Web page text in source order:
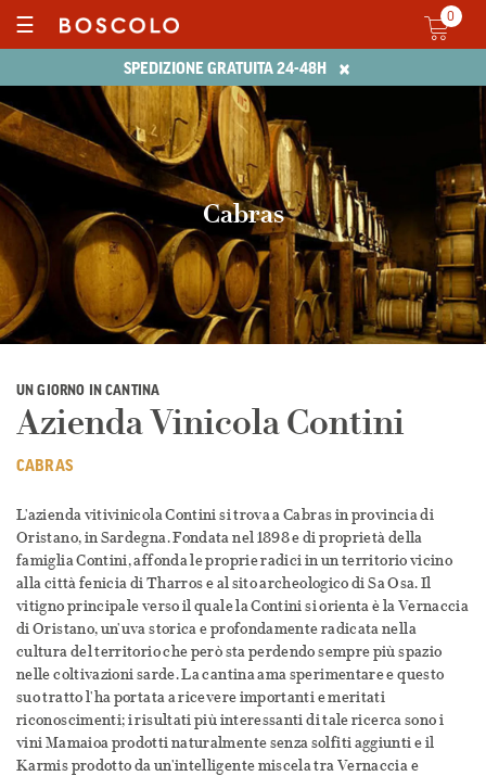
SPEDIZIONE GRATUITA 24-48H ×
☰ 0
Cabras
UN GIORNO IN CANTINA
Azienda Vinicola Contini
CABRAS
L'azienda vitivinicola Contini si trova a Cabras in provincia di
Oristano, in Sardegna. Fondata nel 1898 e di proprietà della
famiglia Contini, affonda le proprie radici in un territorio vicino
alla città fenicia di Tharros e al sito archeologico di Sa Osa. Il
vitigno principale verso il quale la Contini si orienta è la Vernaccia
di Oristano, un'uva storica e profondamente radicata nella
cultura del territorio che però sta perdendo sempre più spazio
nelle coltivazioni sarde. La cantina ama sperimentare e questo
suo tratto l'ha portata a ricevere importanti e meritati
riconoscimenti; i risultati più interessanti di tale ricerca sono i
vini Mamaioa prodotti naturalmente senza solfiti aggiunti e il
Karmis prodotto da un'intelligente miscela tra Vernaccia e